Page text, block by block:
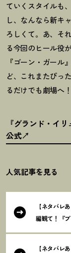
ていくスタイルも
し、なんなら新キ
ろしくて。あ、そ
る今回のヒール役
『ゴーン・ガール
ど、これまたぴっ
るだけでも劇場へ ！
『グランド・イ
公式
人気記事を見る
【ネタバレ
編観て ！ 『
【ネタバレ